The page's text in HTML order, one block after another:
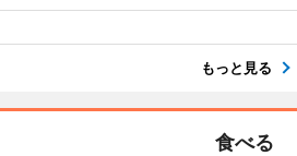
もっと見る
食べる